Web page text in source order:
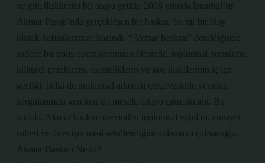
ve güç ilişkilerini bir araya getirir. 2008 yılında İstanbul’un
Akmar Pasajı’nda gerçekleşen bir baskın, bu tür bir olay
olarak hafızalarımıza kazındı. “Akmar baskını” denildiğinde,
sadece bir polis operasyonunun ötesinde, toplumsal normların,
kültürel pratiklerin, eşitsizliklerin ve güç ilişkilerinin iç içe
geçtiği, belki de toplumsal adaletin çerçevesinde yeniden
sorgulanması gereken bir mesele ortaya çıkmaktadır. Bu
yazıda, Akmar baskını üzerinden toplumsal yapıları, cinsiyet
rolleri ve direnişin nasıl şekillendiğini anlamaya çalışacağız.
Akmar Baskını Nedir?